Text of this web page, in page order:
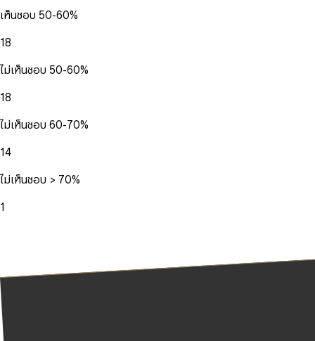
เห็นชอบ 50-60%
18
ไม่เห็นชอบ 50-60%
18
ไม่เห็นชอบ 60-70%
14
ไม่เห็นชอบ > 70%
1